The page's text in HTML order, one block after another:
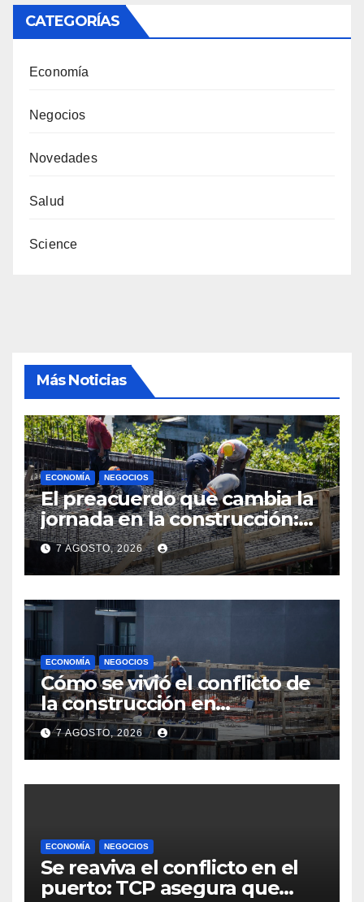
CATEGORÍAS
Economía
Negocios
Novedades
Salud
Science
Más Noticias
ECONOMÍA NEGOCIOS
El preacuerdo que cambia la
jornada en la construcción:
menos horas, subas reales y
convenio hasta 2031
7 AGOSTO, 2026
ECONOMÍA NEGOCIOS
Cómo se vivió el conflicto de
la construcción en
Maldonado, un
departamento donde el
sector tiene sus
particularidades
7 AGOSTO, 2026
ECONOMÍA NEGOCIOS
Se reaviva el conflicto en el
puerto: TCP asegura que